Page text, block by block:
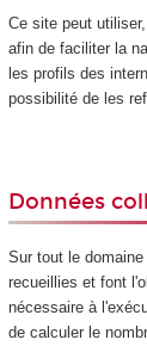
Ce site peut
afin de faciliter la
les profils des
possibilité de les
Données
Sur tout le
recueillies et font
nécessaire à
de calculer le